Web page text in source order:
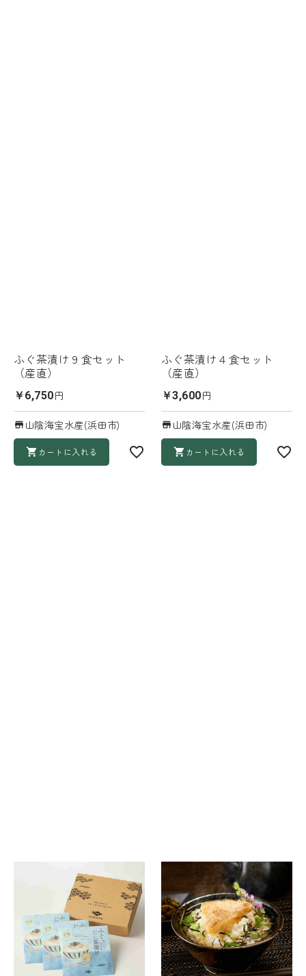
ふぐ茶漬け９食セット
（産直）
￥6,750円
山陰海宝水産(浜田市)
カートに入れる
ふぐ茶漬け４食セット
（産直）
￥3,600円
山陰海宝水産(浜田市)
カートに入れる